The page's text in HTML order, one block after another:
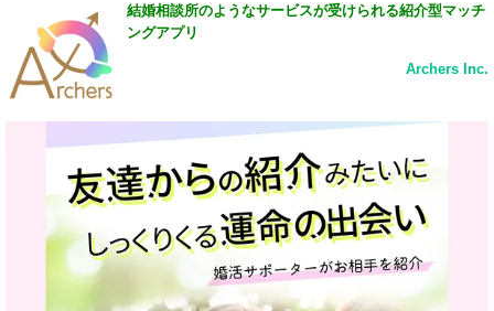
結婚相談所のようなサービスが受けられる紹介型マッチ
ングアプリ
Archers Inc.